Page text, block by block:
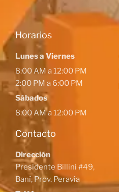
Horarios
Lunes a Viernes
8:00 AM a 12:00 PM
2:00 PM a 6:00 PM
Sábados
8:00 AM a 12:00 PM
Contacto
Dirección
Presidente Billini #49,
Baní, Prov. Peravia